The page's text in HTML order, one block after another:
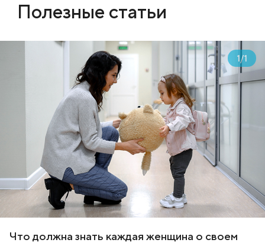
Полезные статьи
1/1
Что должна знать каждая женщина о своем